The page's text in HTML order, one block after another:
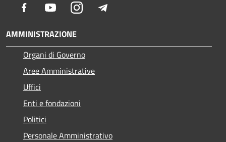
Facebook YoutubeInstagram
AMMINISTRAZIONE
Organi di Governo
Aree Amministrative
Uffici
Enti e fondazioni
Politici
Personale Amministrativo